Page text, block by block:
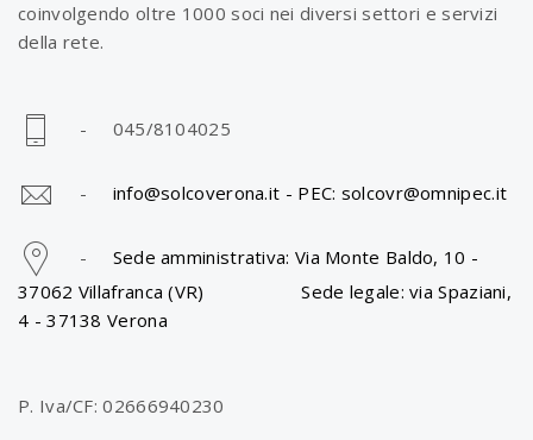
coinvolgendo oltre 1000 soci nei diversi settori e servizi
della rete.
- 045/8104025
- info@solcoverona.it - PEC: solcovr@omnipec.it
- Sede amministrativa: Via Monte Baldo, 10 -
37062 Villafranca (VR) Sede legale: via Spaziani,
4 - 37138 Verona
P. Iva/CF: 02666940230